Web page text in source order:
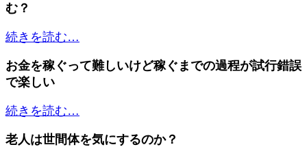
む？
続きを読む…
お金を稼ぐって難しいけど稼ぐまでの過程が試行錯誤
で楽しい
続きを読む…
老人は世間体を気にするのか？